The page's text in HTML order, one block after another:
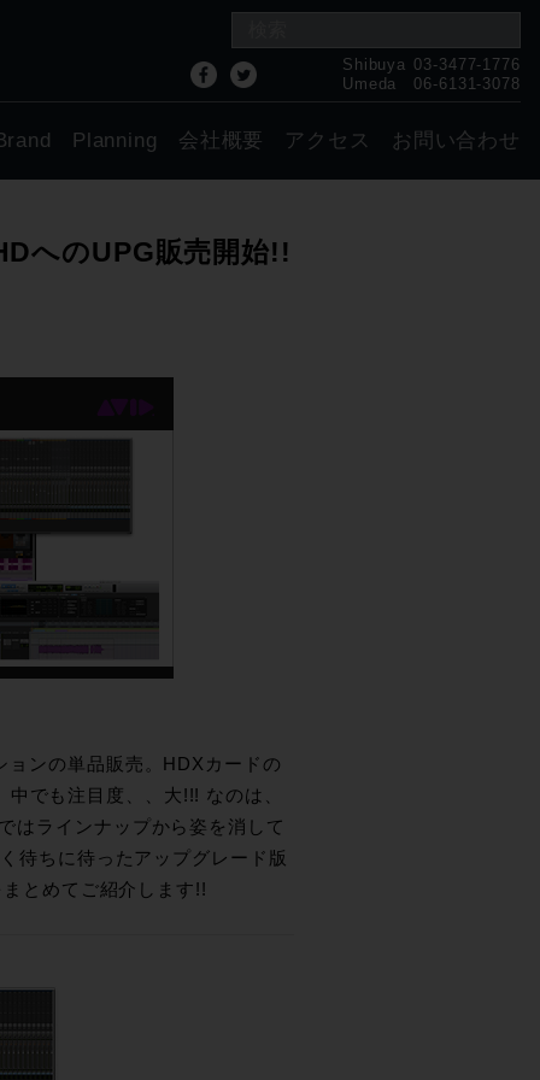
Shibuya 03-3477-1776
Umeda
06-6131-3078
Planning 会社概要 アクセス お問い合わせ
へのUPG販売開始!!
ンの単品販売。HDXカードの
でも注目度、、大!!! なのは、
はラインナップから姿を消して
待ちに待ったアップグレード版
とめてご紹介します!!